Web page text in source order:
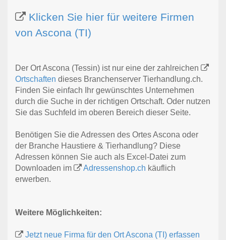
Klicken Sie hier für weitere Firmen
von Ascona (TI)
Der Ort Ascona (Tessin) ist nur eine der zahlreichen
Ortschaften dieses Branchenserver Tierhandlung.ch.
Finden Sie einfach Ihr gewünschtes Unternehmen
durch die Suche in der richtigen Ortschaft. Oder nutzen
Sie das Suchfeld im oberen Bereich dieser Seite.
Benötigen Sie die Adressen des Ortes Ascona oder
der Branche Haustiere & Tierhandlung? Diese
Adressen können Sie auch als Excel-Datei zum
Downloaden im
Adressenshop.ch käuflich
erwerben.
Weitere Möglichkeiten:
Jetzt neue Firma für den Ort Ascona (TI) erfassen